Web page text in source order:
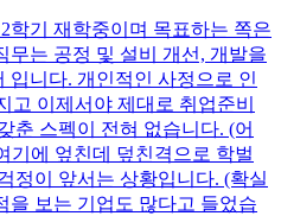
학기 재학중이며 목표하는 쪽은
무는 공정 및 설비 개선, 개발을
입니다. 개인적인 사정으로 인
고 이제서야 제대로 취업준비
춘 스펙이 전혀 없습니다. (어
기에 엎친데 덮친격으로 학벌
정이 앞서는 상황입니다. (확실
을 보는 기업도 많다고 들었습